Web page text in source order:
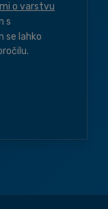
o varstvu
s
se lahko